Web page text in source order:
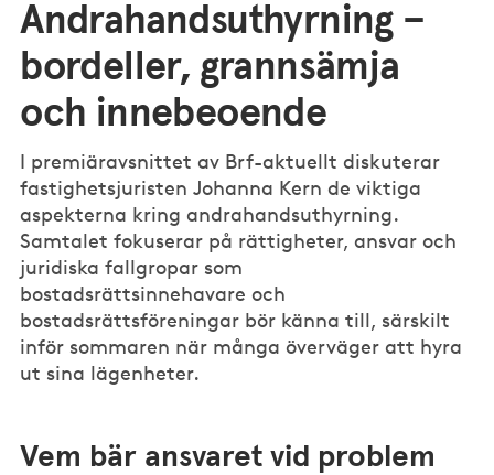
Andrahandsuthyrning –
bordeller, grannsämja
och innebeoende
I premiäravsnittet av Brf-aktuellt diskuterar
fastighetsjuristen Johanna Kern de viktiga
aspekterna kring andrahandsuthyrning.
Samtalet fokuserar på rättigheter, ansvar och
juridiska fallgropar som
bostadsrättsinnehavare och
bostadsrättsföreningar bör känna till, särskilt
inför sommaren när många överväger att hyra
ut sina lägenheter.
Vem bär ansvaret vid problem